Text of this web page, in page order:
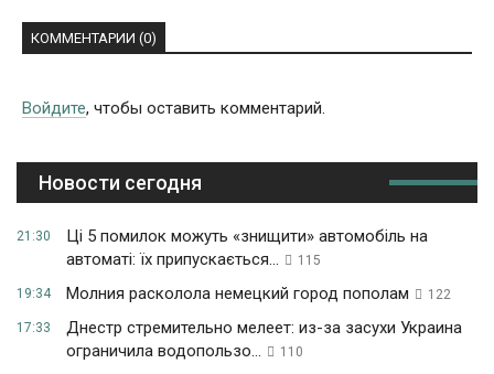
КОММЕНТАРИИ (0)
Войдите, чтобы оставить комментарий.
Новости сегодня
21:30
Ці 5 помилок можуть «знищити» автомобіль на
автоматі: їх припускається...
115
19:34 Молния расколола немецкий город пополам 122
17:33
Днестр стремительно мелеет: из-за засухи Украина
ограничила водопользо...
110